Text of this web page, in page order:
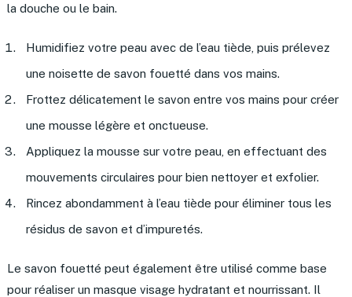
la douche ou le bain.
Humidifiez votre peau avec de l’eau tiède, puis prélevez
une noisette de savon fouetté dans vos mains.
Frottez délicatement le savon entre vos mains pour créer
une mousse légère et onctueuse.
Appliquez la mousse sur votre peau, en effectuant des
mouvements circulaires pour bien nettoyer et exfolier.
Rincez abondamment à l’eau tiède pour éliminer tous les
résidus de savon et d’impuretés.
Le savon fouetté peut également être utilisé comme base
pour réaliser un masque visage hydratant et nourrissant. Il